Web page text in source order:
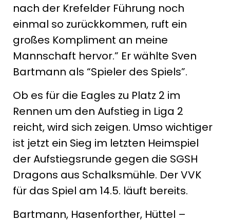
nach der Krefelder Führung noch
einmal so zurückkommen, ruft ein
großes Kompliment an meine
Mannschaft hervor.” Er wählte Sven
Bartmann als “Spieler des Spiels”.
Ob es für die Eagles zu Platz 2 im
Rennen um den Aufstieg in Liga 2
reicht, wird sich zeigen. Umso wichtiger
ist jetzt ein Sieg im letzten Heimspiel
der Aufstiegsrunde gegen die SGSH
Dragons aus Schalksmühle. Der VVK
für das Spiel am 14.5. läuft bereits.
Bartmann, Hasenforther, Hüttel –